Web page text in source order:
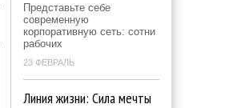
Представьте себе
современную
корпоративную сеть: сотни
рабочих
23 ФЕВРАЛЬ
Линия жизни: Сила мечты